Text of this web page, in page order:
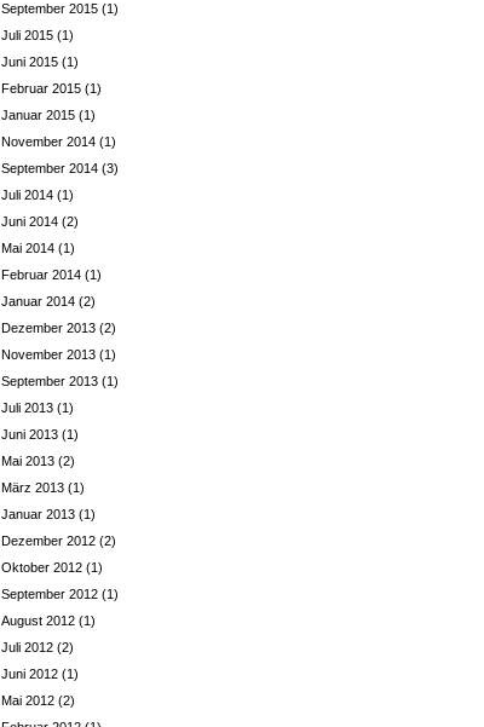
September 2015(1)
Juli 2015(1)
Juni 2015(1)
Februar 2015(1)
Januar 2015(1)
November 2014(1)
September 2014(3)
Juli 2014(1)
Juni 2014(2)
Mai 2014(1)
Februar 2014(1)
Januar 2014(2)
Dezember 2013(2)
November 2013(1)
September 2013(1)
Juli 2013(1)
Juni 2013(1)
Mai 2013(2)
März 2013(1)
Januar 2013(1)
Dezember 2012(2)
Oktober 2012(1)
September 2012(1)
August 2012(1)
Juli 2012(2)
Juni 2012(1)
Mai 2012(2)